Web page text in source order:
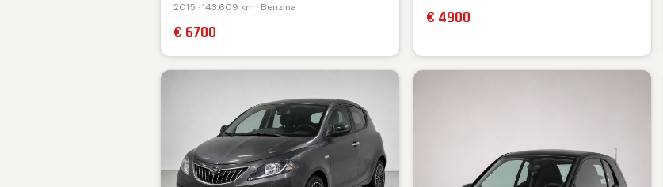
2015 · 143.609 km · Benzina
€ 6700
€ 4900